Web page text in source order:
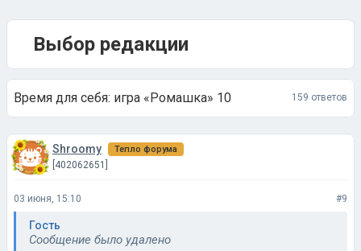
Выбор редакции
Время для себя: игра «Ромашка» 10 159 ответов
Shroomy Тепло форума
[402062651]
03 июня, 15:10 #9
Гость
Сообщение было удалено